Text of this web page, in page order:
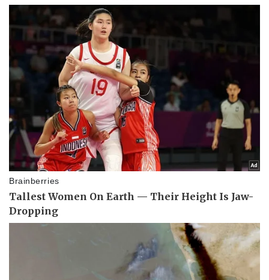
Doanh nghiệp
Thông tin doanh nghiệp
Doanh nghiệp 24h
Doanh nhân
Vì cộng đồng
Trải nghiệm
Chuyển đổi số